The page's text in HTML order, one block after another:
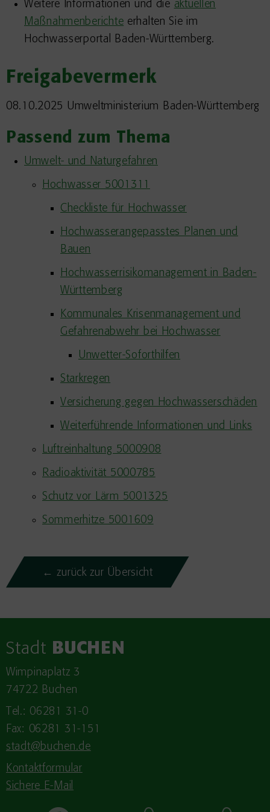
Weitere Informationen und die aktuellen
Maßnahmenberichte erhalten Sie im
Hochwasserportal Baden-Württemberg.
Freigabevermerk
08.10.2025 Umweltministerium Baden-Württemberg
Passend zum Thema
Umwelt- und Naturgefahren
Hochwasser 5001311
Checkliste für Hochwasser
Hochwasserangepasstes Planen und
Bauen
Hochwasserrisikomanagement in Baden-
Württemberg
Kommunales Krisenmanagement und
Gefahrenabwehr bei Hochwasser
Unwetter-Soforthilfen
Starkregen
Versicherung gegen Hochwasserschäden
Weiterführende Informationen und Links
Luftreinhaltung 5000908
Radioaktivität 5000785
Schutz vor Lärm 5001325
Sommerhitze 5001609
← zurück zur Übersicht
Stadt BUCHEN
Wimpinaplatz 3
74722 Buchen
Tel.: 06281 31-0
Fax: 06281 31-151
stadt@buchen.de
Kontaktformular
Sichere E-Mail